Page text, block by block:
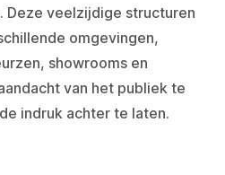
Deze veelzijdige structuren
omgevingen,
showrooms en
van het publiek te
indruk achter te laten.